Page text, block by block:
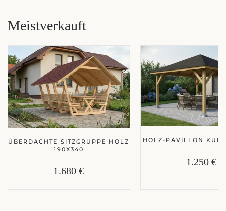
Meistverkauft
ÜBERDACHTE SITZGRUPPE HOLZ
190X340
1.680 €
HOLZ-PAVILLON
1.250 €